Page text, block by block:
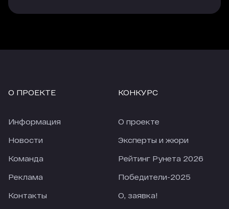
перед карантином). По отдельным источникам
снизилось только на 18,28%. В текущих реалиях
это просто прекрасный показатель.
О ПРОЕКТЕ
Информация
Новости
Команда
Реклама
Контакты
КОНКУРС
О проекте
Эксперты и жюри
Рейтинг Рунета 2026
Победители-2025
О, заявка!